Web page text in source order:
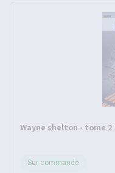
Wayne shelton - tome
Sur commande